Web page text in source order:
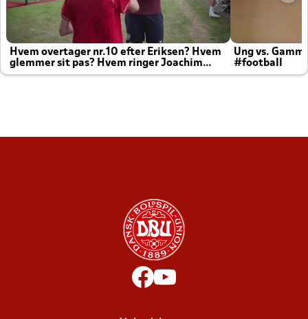
Hvem overtager nr.10 efter Eriksen? Hvem
glemmer sit pas? Hvem ringer Joachim
altid til efter kampe?
Ung vs.
#football